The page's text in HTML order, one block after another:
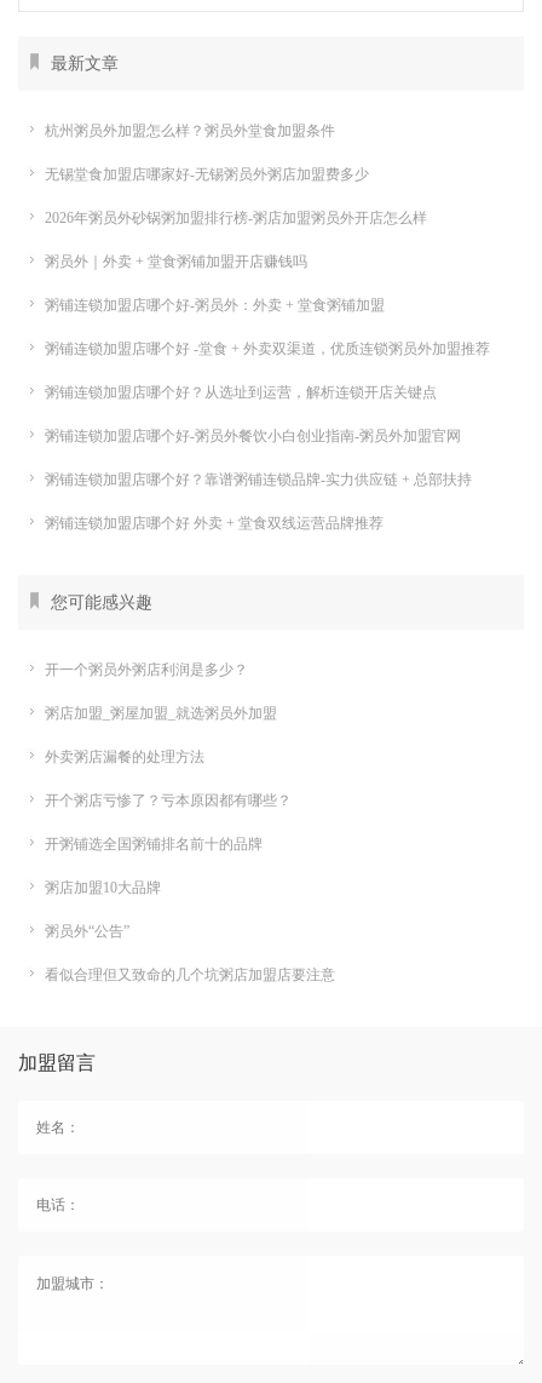
最新文章
杭州粥员外加盟怎么样？粥员外堂食加盟条件
无锡堂食加盟店哪家好-无锡粥员外粥店加盟费多少
2026年粥员外砂锅粥加盟排行榜-粥店加盟粥员外开店怎么样
粥员外｜外卖 + 堂食粥铺加盟开店赚钱吗
粥铺连锁加盟店哪个好-粥员外：外卖 + 堂食粥铺加盟
粥铺连锁加盟店哪个好 -堂食 + 外卖双渠道，优质连锁粥员外加盟推荐
粥铺连锁加盟店哪个好？从选址到运营，解析连锁开店关键点
粥铺连锁加盟店哪个好-粥员外餐饮小白创业指南-粥员外加盟官网
粥铺连锁加盟店哪个好？靠谱粥铺连锁品牌-实力供应链 + 总部扶持
粥铺连锁加盟店哪个好 外卖 + 堂食双线运营品牌推荐
您可能感兴趣
开一个粥员外粥店利润是多少？
粥店加盟_粥屋加盟_就选粥员外加盟
外卖粥店漏餐的处理方法
开个粥店亏惨了？亏本原因都有哪些？
开粥铺选全国粥铺排名前十的品牌
粥店加盟10大品牌
粥员外“公告”
看似合理但又致命的几个坑粥店加盟店要注意
加盟留言